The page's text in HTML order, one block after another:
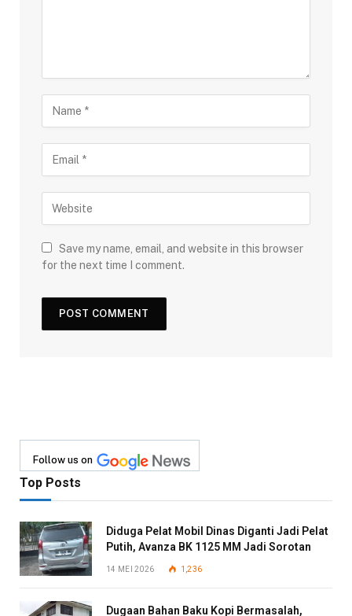
Save my name, email, and website in this browser
for the next time I comment.
Follow us on
Top Posts
Diduga Pelat Mobil Dinas Diganti Jadi Pelat
Putih, Avanza BK 1125 MM Jadi Sorotan
14 MEI 2026 1,236
Dugaan Bahan Baku Kopi Bermasalah,